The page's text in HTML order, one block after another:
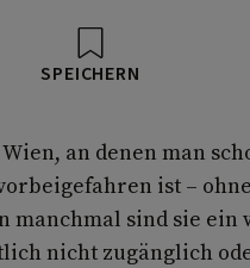
SPEICHERN
an denen man
ist –
manchmal sind sie ein
nicht zugänglich